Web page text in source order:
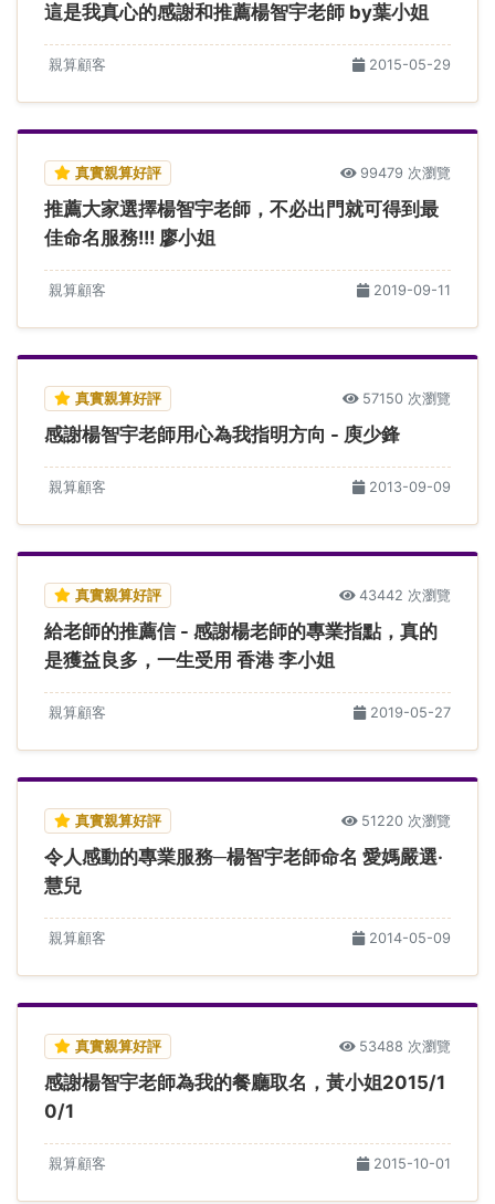
這是我真心的感謝和推薦楊智宇老師 by葉小姐
親算顧客 2015-05-29
真實親算好評 99479 次瀏覽
推薦大家選擇楊智宇老師，不必出門就可得到最
佳命名服務!!! 廖小姐
親算顧客 2019-09-11
真實親算好評 57150 次瀏覽
感謝楊智宇老師用心為我指明方向 - 庾少鋒
親算顧客 2013-09-09
真實親算好評 43442 次瀏覽
給老師的推薦信 - 感謝楊老師的專業指點，真的
是獲益良多，一生受用 香港 李小姐
親算顧客 2019-05-27
真實親算好評 51220 次瀏覽
令人感動的專業服務─楊智宇老師命名 愛媽嚴選‧
慧兒
親算顧客 2014-05-09
真實親算好評 53488 次瀏覽
感謝楊智宇老師為我的餐廳取名，黃小姐2015/1
0/1
親算顧客 2015-10-01